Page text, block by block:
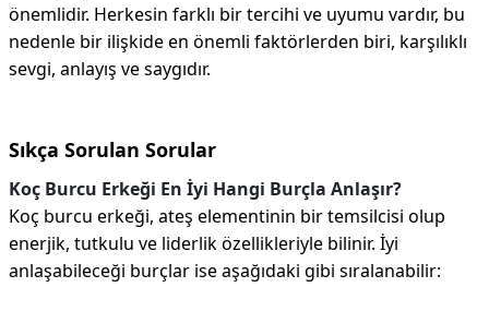
önemlidir. Herkesin farklı bir tercihi ve uyumu vardır, bu
nedenle bir ilişkide en önemli faktörlerden biri, karşılıklı
sevgi, anlayış ve saygıdır.
Sıkça Sorulan Sorular
Koç Burcu Erkeği En İyi Hangi Burçla Anlaşır?
Koç burcu erkeği, ateş elementinin bir temsilcisi olup
enerjik, tutkulu ve liderlik özellikleriyle bilinir. İyi
anlaşabileceği burçlar ise aşağıdaki gibi sıralanabilir: